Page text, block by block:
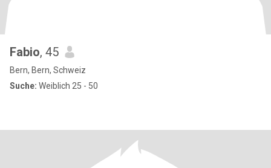
Fabio, 45
Bern, Bern, Schweiz
Suche: Weiblich 25 - 50